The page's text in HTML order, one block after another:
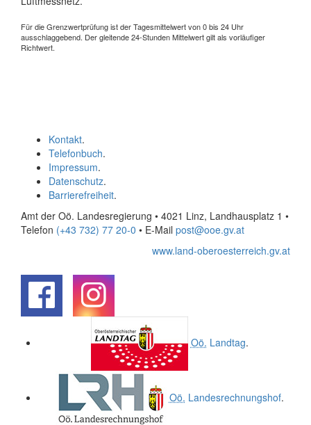
Für die Grenzwertprüfung ist der Tagesmittelwert von 0 bis 24 Uhr
ausschlaggebend. Der gleitende 24-Stunden Mittelwert gilt als vorläufiger
Richtwert.
Kontakt.
Telefonbuch.
Impressum.
Datenschutz.
Barrierefreiheit.
Amt der Oö. Landesregierung • 4021 Linz, Landhausplatz 1 •
Telefon (+43 732) 77 20-0 • E-Mail post@ooe.gv.at
www.land-oberoesterreich.gv.at
Oö. Landtag.
Oö. Landesrechnungshof.